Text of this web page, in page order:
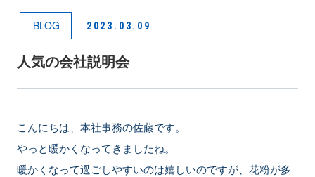
BLOG 2023.03.09
人気の会社説明会
こんにちは、本社事務の佐藤です。
やっと暖かくなってきましたね。
暖かくなって過ごしやすいのは嬉しいのですが、花粉が多